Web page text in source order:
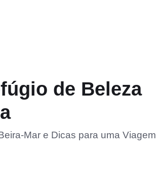
de Beleza
Mar e Dicas para uma Viagem